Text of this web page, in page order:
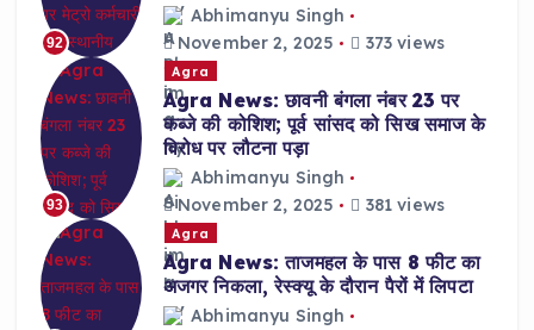
92
Abhimanyu Singh
November 2, 2025
373 views
93
Agra
Agra News: छावनी बंगला नंबर 23 पर
कब्जे की कोशिश; पूर्व सांसद को सिख समाज के
विरोध पर लौटना पड़ा
Abhimanyu Singh
November 2, 2025
381 views
Agra
Agra News: ताजमहल के पास 8 फीट का
अजगर निकला, रेस्क्यू के दौरान पैरों में लिपटा
Abhimanyu Singh